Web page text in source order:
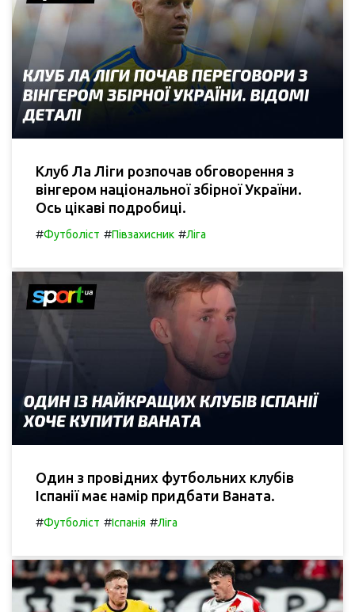
Клуб Ла Ліги розпочав обговорення з
вінгером національної збірної України.
Ось цікаві подробиці.
#Футболіст #Півзахисник #Ліга
Один з провідних футбольних клубів
Іспанії має намір придбати Ваната.
#Футболіст #Іспанія #Ліга